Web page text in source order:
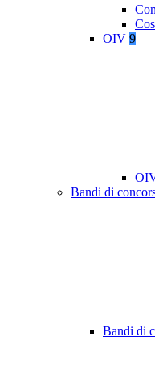
OIV 9
Bandi di
Bandi di